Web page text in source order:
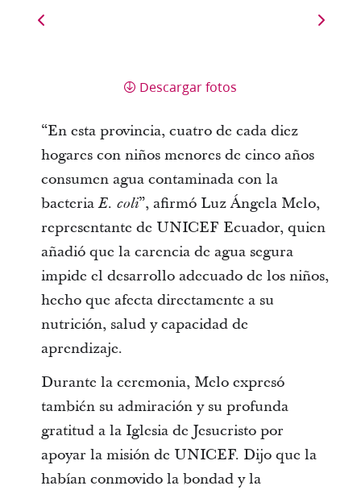
Descargar fotos
“En esta provincia, cuatro de cada diez
hogares con niños menores de cinco años
consumen agua contaminada con la
bacteriaE. coli”, afirmó Luz Ángela Melo,
representante de UNICEF Ecuador, quien
añadió que la carencia de agua segura
impide el desarrollo adecuado de los niños,
hecho que afecta directamente a su
nutrición, salud y capacidad de
aprendizaje.
Durante la ceremonia, Melo expresó
también su admiración y su profunda
gratitud a la Iglesia de Jesucristo por
apoyar la misión de UNICEF. Dijo que la
habían conmovido la bondad y la